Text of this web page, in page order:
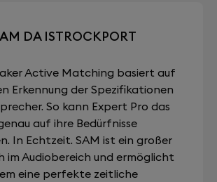
DA ISTROCKPORT
Active Matching basiert auf
Erkennung der Spezifikationen
So kann Expert Pro das
auf ihre Bedürfnisse
In Echtzeit. SAM ist ein großer
im Audiobereich und ermöglicht
eine perfekte zeitliche